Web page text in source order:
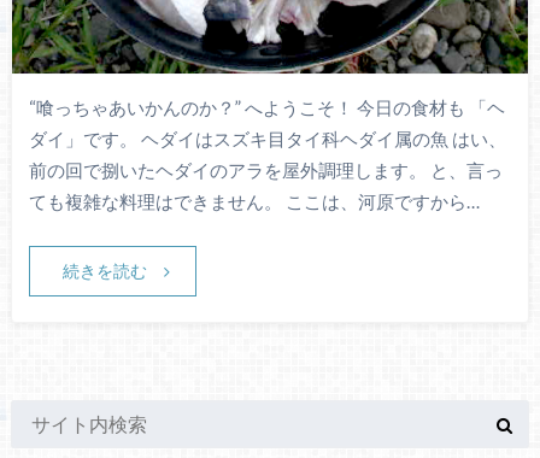
“喰っちゃあいかんのか？” へようこそ！ 今日の食材も 「ヘ
ダイ」です。 ヘダイはスズキ目タイ科ヘダイ属の魚 はい、
前の回で捌いたヘダイのアラを屋外調理します。 と、言っ
ても複雑な料理はできません。 ここは、河原ですから…
続きを読む